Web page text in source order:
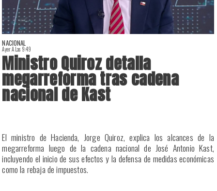
NACIONAL
Ayer A Las 9:49
Ministro Quiroz detalla
megarreforma tras cadena
nacional de Kast
El ministro de Hacienda, Jorge Quiroz, explica los alcances de la
megarreforma luego de la cadena nacional de José Antonio Kast,
incluyendo el inicio de sus efectos y la defensa de medidas económicas
como la rebaja de impuestos.